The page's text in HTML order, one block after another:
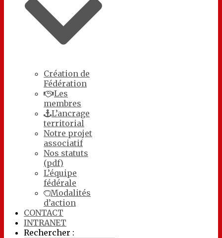
Création de
Fédération
Les
membres
L’ancrage
territorial
Notre projet
associatif
Nos statuts
(pdf)
L’équipe
fédérale
Modalités
d’action
CONTACT
INTRANET
Rechercher :